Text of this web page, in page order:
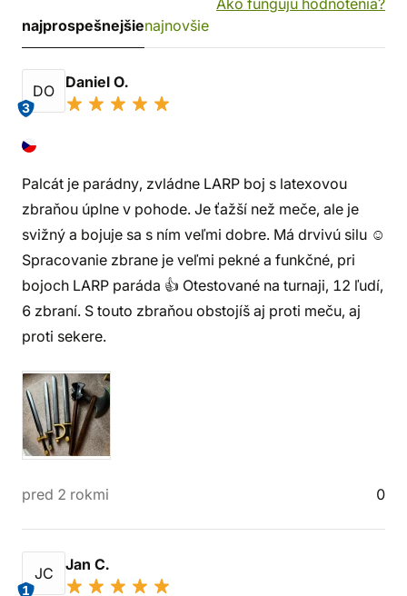
Ako fungujú hodnotenia?
najprospešnejšienajnovšie
DO
3
Daniel O.
Palcát je parádny, zvládne LARP boj s latexovou
zbraňou úplne v pohode. Je ťažší než meče, ale je
svižný a bojuje sa s ním veľmi dobre. Má drvivú silu ☺️
Spracovanie zbrane je veľmi pekné a funkčné, pri
bojoch LARP paráda 👍 Otestované na turnaji, 12 ľudí,
6 zbraní. S touto zbraňou obstojíš aj proti meču, aj
proti sekere.
pred 2 rokmi 0
JC
1
Jan C.